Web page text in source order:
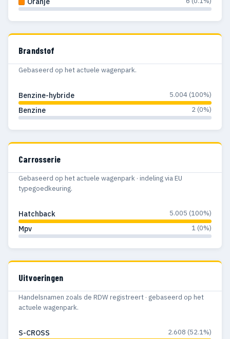
Brandstof
Gebaseerd op het actuele wagenpark.
Benzine-hybride 5.004 (100%)
Benzine 2 (0%)
Carrosserie
Gebaseerd op het actuele wagenpark · indeling via EU
typegoedkeuring.
Hatchback 5.005 (100%)
Mpv 1 (0%)
Uitvoeringen
Handelsnamen zoals de RDW registreert · gebaseerd op het
actuele wagenpark.
S-CROSS 2.608 (52.1%)